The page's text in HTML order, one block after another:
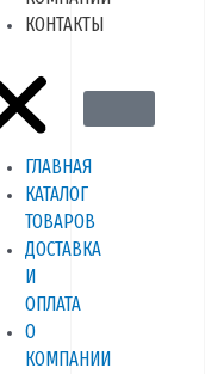
КОНТАКТЫ
ГЛАВНАЯ
КАТАЛОГ
ТОВАРОВ
ДОСТАВКА
И
ОПЛАТА
О
КОМПАНИИ